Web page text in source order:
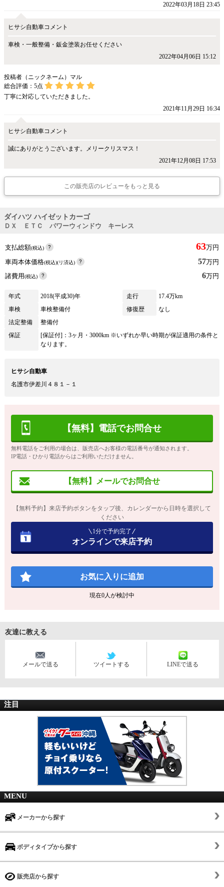
2022年03月18日 23:45
ヒサシ自動車コメント
車検・一般整備・鈑金塗装お任せください
2022年04月06日 15:12
投稿者（ニックネーム）マル
総合評価： 5点
丁寧に対応していただきました。
2021年11月29日 16:34
ヒサシ自動車コメント
誠にありがとうございます。メリークリスマス！
2021年12月08日 17:53
この販売店のレビューをもっと見る
ダイハツ ハイゼットカーゴ
ＤＸ ＥＴＣ パワーウィンドウ キーレス
支払総額(税込) 63万円
車両本体価格(税込)(リ済込) 57万円
諸費用(税込) 6万円
年式 2018(平成30)年 走行
17.4万km
車検
車検整備付 修復歴
なし
法定整備
整備付
保証
[保証付]：3ヶ月・3000km ※いずれか早い時期が保証適用の条件と
なります。
ヒサシ自動車
名護市伊差川４８１－１
【無料】電話でお問合せ
無料電話をご利用の場合は、販売店へお客様の電話番号が通知されます。
IP電話・ひかり電話からはご利用いただけません。
【無料】メールでお問合せ
【無料予約】来店予約ボタンをタップ後、カレンダーから日時を選択して
ください
1分で予約完了
オンラインで来店予約
お気に入りに追加
現在0人が検討中
友達に教える
メールで送る ツイートする LINEで送る
注目
MENU
メーカーから探す
ボディタイプから探す
販売店から探す